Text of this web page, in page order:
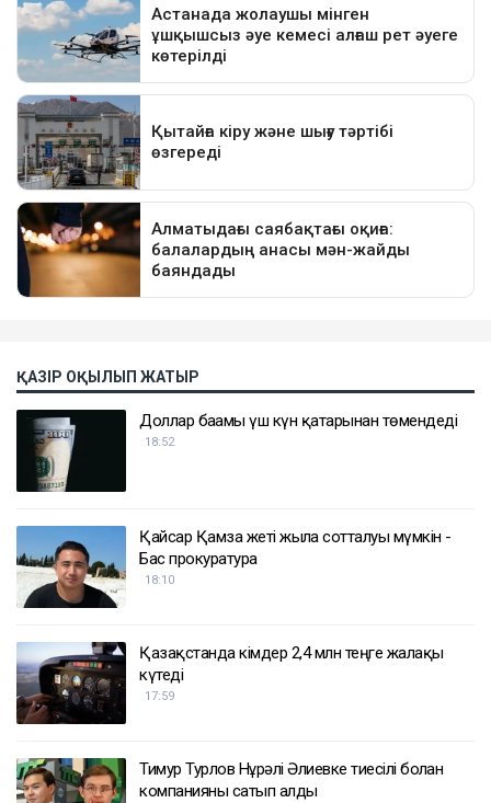
ҚАЗІР ОҚЫЛЫП ЖАТЫР
Доллар бағамы үш күн қатарынан төмендеді
18:52
Қайсар Қамза жеті жылға сотталуы мүмкін -
Бас прокуратура
18:10
Қазақстанда кімдер 2,4 млн теңге жалақы
күтеді
17:59
Тимур Турлов Нұрәлі Әлиевке тиесілі болған
компанияны сатып алды